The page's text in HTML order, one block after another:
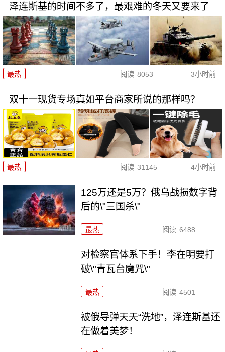
泽连斯基的时间不多了，最艰难的冬天又要来了
最热 阅读 8053 3小时前
双十一现货专场真如平台商家所说的那样吗？
最热 阅读 31145 4小时前
125万还是5万？俄乌战损数字背
后的\"三国杀\"
最热 阅读 6488
对检察官体系下手！李在明要打
破\"青瓦台魔咒\"
最热 阅读 4501
被俄导弹天天“洗地”，泽连斯基还
在做着美梦！